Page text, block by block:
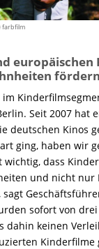
farbfilm
fördern
im
Seit 2007 hat
deutschen Kinos
ging, haben wir
dass
und nicht nur
sagt
sofort von
dahin keinen
Kinderfilme